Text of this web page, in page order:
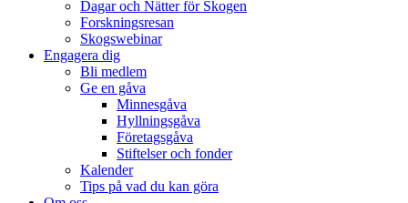
Dagar och Nätter för Skogen
Forskningsresan
Skogswebinar
Engagera dig
Bli medlem
Ge en gåva
Minnesgåva
Hyllningsgåva
Företagsgåva
Stiftelser och fonder
Kalender
Tips på vad du kan göra